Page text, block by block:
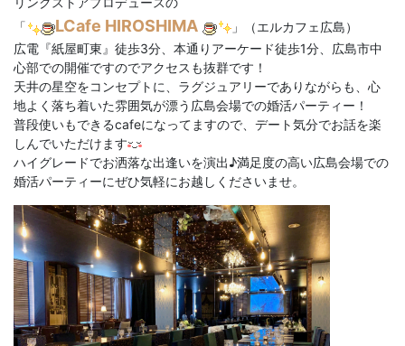
「
LCafe HIROSHIMA
」（エルカフェ広島）
広電『紙屋町東』徒歩3分、本通りアーケード徒歩1分、広島市中
心部での開催ですのでアクセスも抜群です！
天井の星空をコンセプトに、ラグジュアリーでありながらも、心
地よく落ち着いた雰囲気が漂う広島会場での婚活パーティー！
普段使いもできるcafeになってますので、デート気分でお話を楽
しんでいただけます
ハイグレードでお洒落な出逢いを演出♪満足度の高い広島会場での
婚活パーティーにぜひ気軽にお越しくださいませ。